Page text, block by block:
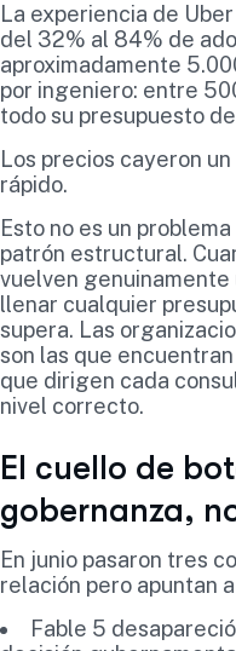
La experiencia de
del 32% al 84% de
aproximadamente
por ingeniero: entre
todo su presupuesto
Los precios cayeron
rápido.
Esto no es un
patrón estructural.
vuelven genuinamente
llenar cualquier
supera. Las
son las que
que dirigen cada
nivel correcto.
El cuello de
gobernanza,
En junio pasaron tres
relación pero apuntan
Fable 5